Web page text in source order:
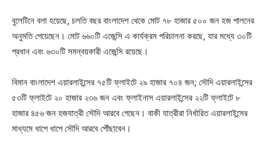
বুলেটিনে বলা হয়েছে, চলতি বছর বাংলাদেশ থেকে মোট ৭৮ হাজার ৫০০ জন হজ পালনের
অনুমতি পেয়েছেন। মোট ৬৬০টি এজেন্সি এ কার্যক্রম পরিচালনা করছে, যার মধ্যে ৩০টি
প্রধান এবং ৬৩০টি সমন্বয়কারী এজেন্সি রয়েছে।
বিমান বাংলাদেশ এয়ারলাইন্সের ৭৫টি ফ্লাইটে ২৯ হাজার ৭০৪ জন; সৌদি এয়ারলাইন্সের
৫৩টি ফ্লাইটে ২০ হাজার ২৩৬ জন এবং ফ্লাইনাস এয়ারলাইন্সের ২২টি ফ্লাইটে ৮
হাজার ৪৫৬ জন হজযাত্রী সৌদি আরবে গেছেন। বাকী যাত্রীরা নির্ধারিত এয়ারলাইন্সের
মাধ্যমে ধাপে ধাপে সৌদি আরবে পৌঁছাবেন।